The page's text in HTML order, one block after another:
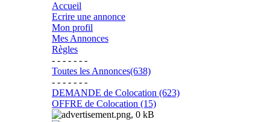
Accueil
Ecrire une annonce
Mon profil
Mes Annonces
Règles
- - - - - - -
Toutes les Annonces(638)
- - - - - - -
DEMANDE de Colocation (623)
OFFRE de Colocation (15)